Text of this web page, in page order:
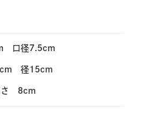
口径7.5cm
径15cm
さ 8cm